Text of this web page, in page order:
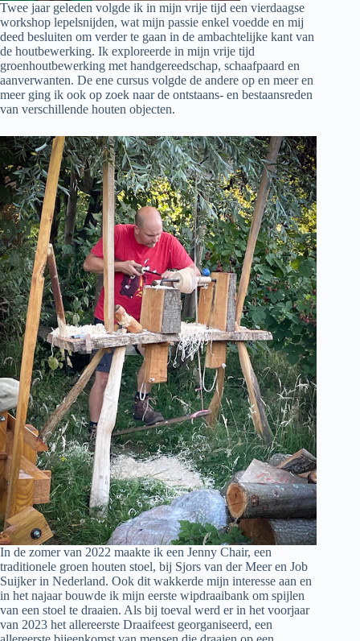
Twee jaar geleden volgde ik in mijn vrije tijd een vierdaagse
workshop lepelsnijden, wat mijn passie enkel voedde en mij
deed besluiten om verder te gaan in de ambachtelijke kant van
de houtbewerking. Ik exploreerde in mijn vrije tijd
groenhoutbewerking met handgereedschap, schaafpaard en
aanverwanten. De ene cursus volgde de andere op en meer en
meer ging ik ook op zoek naar de ontstaans- en bestaansreden
van verschillende houten objecten.
In de zomer van 2022 maakte ik een Jenny Chair, een
traditionele groen houten stoel, bij Sjors van der Meer en Job
Suijker in Nederland. Ook dit wakkerde mijn interesse aan en
in het najaar bouwde ik mijn eerste wipdraaibank om spijlen
van een stoel te draaien. Als bij toeval werd er in het voorjaar
van 2023 het allereerste Draaifeest georganiseerd, een